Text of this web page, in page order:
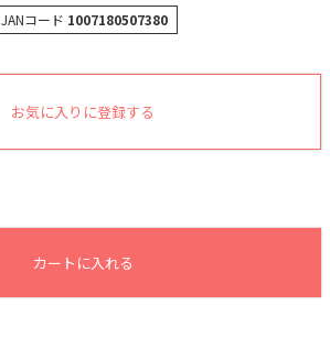
JANコード 1007180507380
お気に入りに登録する
カートに入れる